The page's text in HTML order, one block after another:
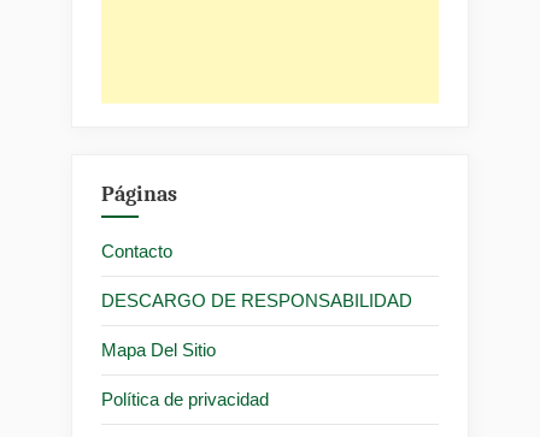
Páginas
Contacto
DESCARGO DE RESPONSABILIDAD
Mapa Del Sitio
Política de privacidad